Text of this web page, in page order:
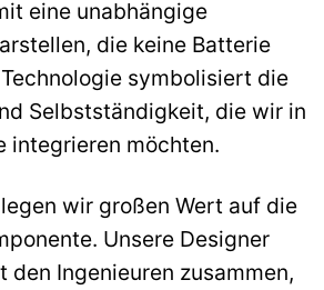
eine unabhängige
die keine Batterie
symbolisiert die
Selbstständigkeit, die wir in
integrieren möchten.
wir großen Wert auf die
Unsere Designer
den Ingenieuren zusammen,